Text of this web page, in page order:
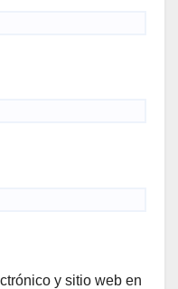
y sitio web en